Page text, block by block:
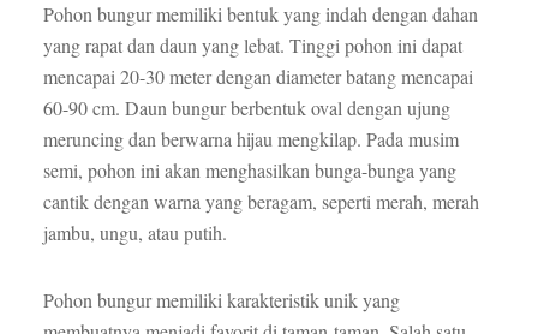
Pohon bungur memiliki bentuk yang indah dengan dahan
yang rapat dan daun yang lebat. Tinggi pohon ini dapat
mencapai 20-30 meter dengan diameter batang mencapai
60-90 cm. Daun bungur berbentuk oval dengan ujung
meruncing dan berwarna hijau mengkilap. Pada musim
semi, pohon ini akan menghasilkan bunga-bunga yang
cantik dengan warna yang beragam, seperti merah, merah
jambu, ungu, atau putih.
Pohon bungur memiliki karakteristik unik yang